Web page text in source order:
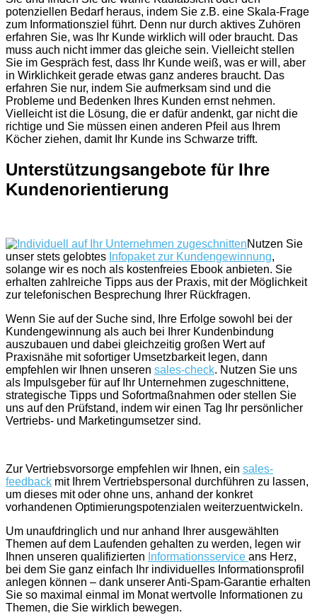
potenziellen Bedarf heraus, indem Sie z.B. eine Skala-Frage
zum Informationsziel führt. Denn nur durch aktives Zuhören
erfahren Sie, was Ihr Kunde wirklich will oder braucht. Das
muss auch nicht immer das gleiche sein. Vielleicht stellen
Sie im Gespräch fest, dass Ihr Kunde weiß, was er will, aber
in Wirklichkeit gerade etwas ganz anderes braucht. Das
erfahren Sie nur, indem Sie aufmerksam sind und die
Probleme und Bedenken Ihres Kunden ernst nehmen.
Vielleicht ist die Lösung, die er dafür andenkt, gar nicht die
richtige und Sie müssen einen anderen Pfeil aus Ihrem
Köcher ziehen, damit Ihr Kunde ins Schwarze trifft.
Unterstützungsangebote für Ihre
Kundenorientierung
Nutzen Sie
unser stets gelobtes Infopaket zur Kundengewinnung,
solange wir es noch als kostenfreies Ebook anbieten. Sie
erhalten zahlreiche Tipps aus der Praxis, mit der Möglichkeit
zur telefonischen Besprechung Ihrer Rückfragen.
Wenn Sie auf der Suche sind, Ihre Erfolge sowohl bei der
Kundengewinnung als auch bei Ihrer Kundenbindung
auszubauen und dabei gleichzeitig großen Wert auf
Praxisnähe mit sofortiger Umsetzbarkeit legen, dann
empfehlen wir Ihnen unseren sales-check. Nutzen Sie uns
als Impulsgeber für auf Ihr Unternehmen zugeschnittene,
strategische Tipps und Sofortmaßnahmen oder stellen Sie
uns auf den Prüfstand, indem wir einen Tag Ihr persönlicher
Vertriebs- und Marketingumsetzer sind.
Zur Vertriebsvorsorge empfehlen wir Ihnen, ein sales-
feedback mit Ihrem Vertriebspersonal durchführen zu lassen,
um dieses mit oder ohne uns, anhand der konkret
vorhandenen Optimierungspotenzialen weiterzuentwickeln.
Um unaufdringlich und nur anhand Ihrer ausgewählten
Themen auf dem Laufenden gehalten zu werden, legen wir
Ihnen unseren qualifizierten Informationsservice ans Herz,
bei dem Sie ganz einfach Ihr individuelles Informationsprofil
anlegen können – dank unserer Anti-Spam-Garantie erhalten
Sie so maximal einmal im Monat wertvolle Informationen zu
Themen, die Sie wirklich bewegen.